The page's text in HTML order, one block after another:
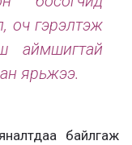
оч гэрэлтэж
аймшигтай
ярьжээ.
байлгаж